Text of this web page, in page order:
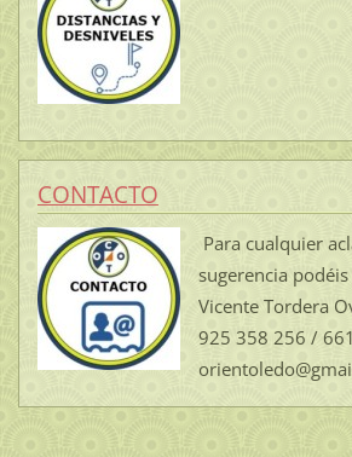
CONTACTO
Para cualquier
sugerencia
Vicente Tordera
925 358 256 /